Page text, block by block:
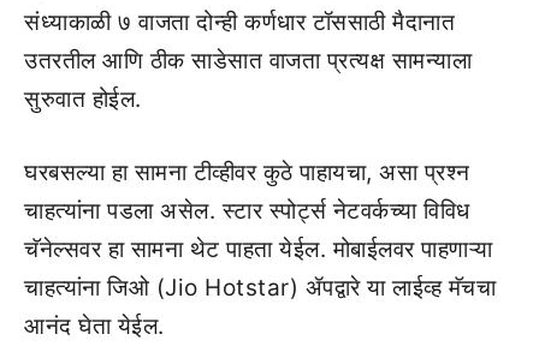
संध्याकाळी ७ वाजता दोन्ही कर्णधार टॉससाठी मैदानात
उतरतील आणि ठीक साडेसात वाजता प्रत्यक्ष सामन्याला
सुरुवात होईल.
घरबसल्या हा सामना टीव्हीवर कुठे पाहायचा, असा प्रश्न
चाहत्यांना पडला असेल. स्टार स्पोर्ट्स नेटवर्कच्या विविध
चॅनेल्सवर हा सामना थेट पाहता येईल. मोबाईलवर पाहणाऱ्या
चाहत्यांना जिओ (Jio Hotstar) ॲपद्वारे या लाईव्ह मॅचचा
आनंद घेता येईल.